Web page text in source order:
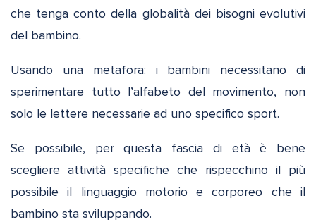
che tenga conto della globalità dei bisogni evolutivi
del bambino.
Usando una metafora: i bambini necessitano di
sperimentare tutto l’alfabeto del movimento, non
solo le lettere necessarie ad uno specifico sport.
Se possibile, per questa fascia di età è bene
scegliere attività specifiche che rispecchino il più
possibile il linguaggio motorio e corporeo che il
bambino sta sviluppando.